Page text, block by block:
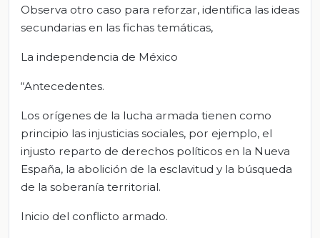
Observa otro caso para reforzar, identifica las ideas
secundarias en las fichas temáticas,
La independencia de México
“Antecedentes.
Los orígenes de la lucha armada tienen como
principio las injusticias sociales, por ejemplo, el
injusto reparto de derechos políticos en la Nueva
España, la abolición de la esclavitud y la búsqueda
de la soberanía territorial.
Inicio del conflicto armado.